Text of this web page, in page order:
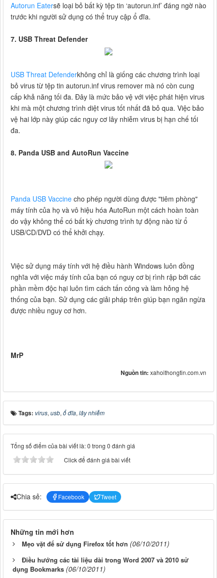
Autorun Eatersẽ loại bỏ bất kỳ tệp tin ‘autorun.inf’ đáng ngờ nào
trước khi người sử dụng có thể truy cập ổ đĩa.
7. USB Threat Defender
USB Threat Defenderkhông chỉ là giống các chương trình loại
bỏ virus từ tệp tin autorun.inf virus remover mà nó còn cung
cấp khả năng tối đa. Đây là mức bảo vệ với việc phát hiện virus
khi mà một chương trình diệt virus tốt nhất đã bỏ qua. Việc bảo
vệ hai lớp này giúp các nguy cơ lây nhiễm virus bị hạn chế tối
đa.
8. Panda USB and AutoRun Vaccine
Panda USB Vaccine cho phép người dùng được "tiêm phòng"
máy tính của họ và vô hiệu hóa AutoRun một cách hoàn toàn
do vậy không thể có bất kỳ chương trình tự động nào từ ổ
USB/CD/DVD có thể khởi chạy.
Việc sử dụng máy tính với hệ điều hành Windows luôn đồng
nghĩa với việc máy tính của bạn có nguy cơ bị rình rập bới các
phần mềm độc hại luôn tìm cách tấn công và làm hỏng hệ
thống của bạn. Sử dụng các giải pháp trên giúp bạn ngăn ngừa
được nhiều nguy cơ hơn.
MrP
Nguồn tin: xahoithongtin.com.vn
Tags: virus, usb, ổ đĩa, lây nhiễm
Tổng số điểm của bài viết là: 0 trong 0 đánh giá
Click để đánh giá bài viết
Chia sẻ: Facebook Tweet
Những tin mới hơn
Mẹo vặt để sử dụng Firefox tốt hơn (06/10/2011)
Điều hướng các tài liệu dài trong Word 2007 và 2010 sử
dụng Bookmarks (06/10/2011)